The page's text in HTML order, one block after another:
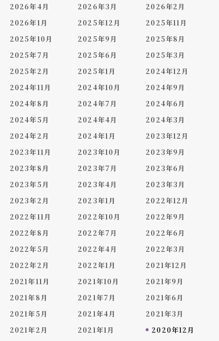
2026年4月
2026年3月
2026年2月
2026年1月
2025年12月
2025年11月
2025年10月
2025年9月
2025年8月
2025年7月
2025年6月
2025年3月
2025年2月
2025年1月
2024年12月
2024年11月
2024年10月
2024年9月
2024年8月
2024年7月
2024年6月
2024年5月
2024年4月
2024年3月
2024年2月
2024年1月
2023年12月
2023年11月
2023年10月
2023年9月
2023年8月
2023年7月
2023年6月
2023年5月
2023年4月
2023年3月
2023年2月
2023年1月
2022年12月
2022年11月
2022年10月
2022年9月
2022年8月
2022年7月
2022年6月
2022年5月
2022年4月
2022年3月
2022年2月
2022年1月
2021年12月
2021年11月
2021年10月
2021年9月
2021年8月
2021年7月
2021年6月
2021年5月
2021年4月
2021年3月
2021年2月
2021年1月 2020年12月